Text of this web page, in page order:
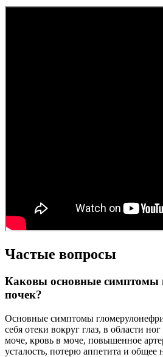
Частые вопросы
Каковы основные симптомы
почек?
Основные симптомы
себя отеки вокруг глаз, в области
моче, кровь в моче, повышенное
усталость, потерю аппетита и общее